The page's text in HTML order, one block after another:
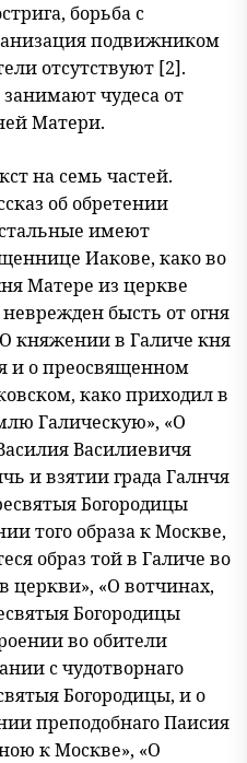
борьба с
подвижником
отсутствуют [2].
чудеса от
Матери.
на семь частей.
об обретении
имеют
Иакове, како во
Матере из церкве
бысть от огня
княжении в Галиче кня
и о преосвященном
како приходил в
Галическую», «О
Василиевичя
и взятии града Галнчя
Богородицы
того образа к Москве,
образ той в Галиче во
церкви», «О вотчинах,
Богородицы
во обители
с чудотворнаго
Богородицы, и о
преподобнаго Паисия
к Москве», «О